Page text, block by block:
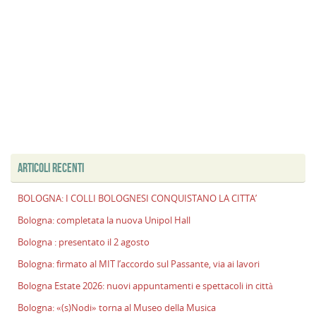
ARTICOLI RECENTI
BOLOGNA: I COLLI BOLOGNESI CONQUISTANO LA CITTA’
Bologna: completata la nuova Unipol Hall
Bologna : presentato il 2 agosto
Bologna: firmato al MIT l’accordo sul Passante, via ai lavori
Bologna Estate 2026: nuovi appuntamenti e spettacoli in città
Bologna: «(s)Nodi» torna al Museo della Musica